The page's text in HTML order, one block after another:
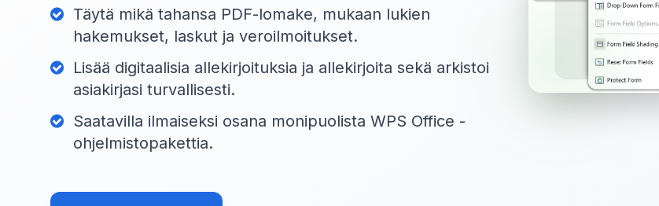
Täytä mikä tahansa PDF-lomake, mukaan lukien
hakemukset, laskut ja veroilmoitukset.
Lisää digitaalisia allekirjoituksia ja allekirjoita sekä arkistoi
asiakirjasi turvallisesti.
Saatavilla ilmaiseksi osana monipuolista WPS Office -
ohjelmistopakettia.